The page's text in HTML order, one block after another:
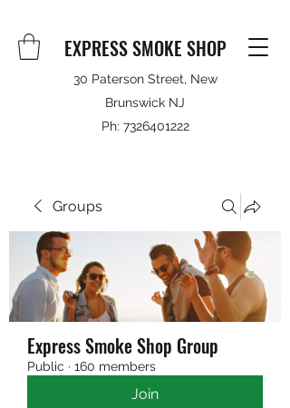
EXPRESS SMOKE SHOP
30 Paterson Street, New
Brunswick NJ
Ph: 7326401222
Groups
Express Smoke Shop Group
Public · 160 members
Join